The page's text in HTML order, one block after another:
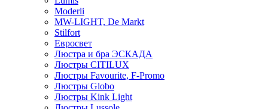
Moderli
MW-LIGHT, De Markt
Stilfort
Евросвет
Люстра и бра ЭСКАДА
Люстры CITILUX
Люстры Favourite, F-Promo
Люстры Globo
Люстры Kink Light